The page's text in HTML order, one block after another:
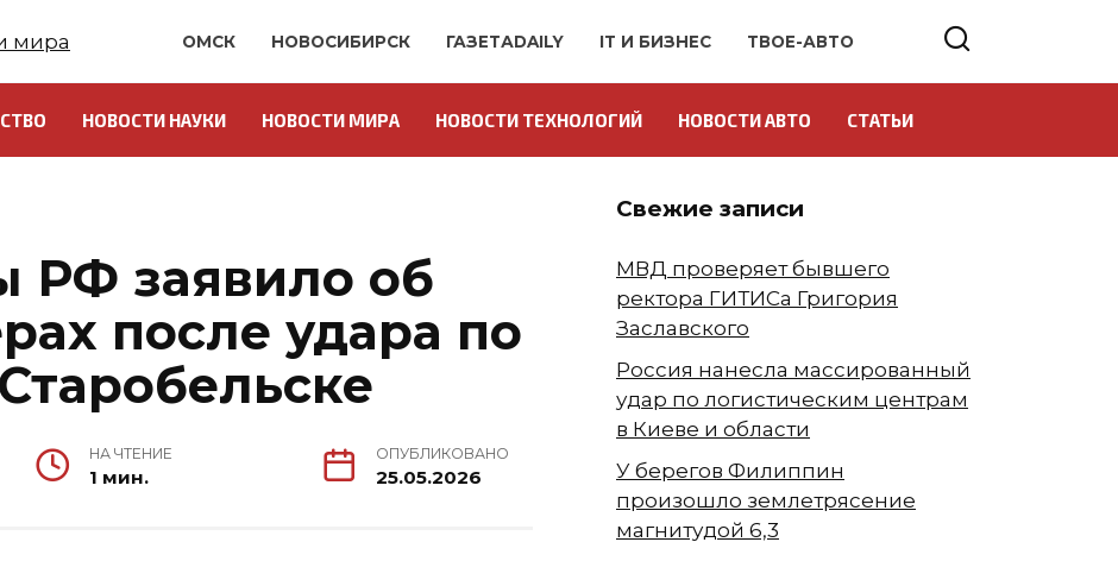
ОМСК НОВОСИБИРСК ГАЗЕТАDAILY IT И БИЗНЕС ТВОЕ-АВТО
НОВОСТИ НАУКИ НОВОСТИ МИРА НОВОСТИ ТЕХНОЛОГИЙ НОВОСТИ АВТО СТАТЬИ
РФ заявило об
после удара по
НА ЧТЕНИЕ
1 мин.
ОПУБЛИКОВАНО
25.05.2026
Свежие записи
МВД проверяет бывшего
ректора ГИТИСа Григория
Заславского
Россия нанесла массированный
удар по логистическим центрам
в Киеве и области
У берегов Филиппин
произошло землетрясение
магнитудой 6,3